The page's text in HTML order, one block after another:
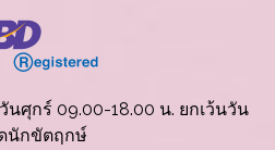
นศุกร์ 09.00-18.00 น. ยกเว้นวัน
นักขัตฤกษ์